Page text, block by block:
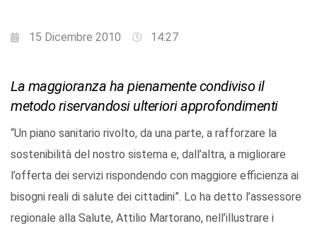
15 Dicembre 2010 14:27
La maggioranza ha pienamente condiviso il
metodo riservandosi ulteriori approfondimenti
“Un piano sanitario rivolto, da una parte, a rafforzare la
sostenibilità del nostro sistema e, dall’altra, a migliorare
l’offerta dei servizi rispondendo con maggiore efficienza ai
bisogni reali di salute dei cittadini”. Lo ha detto l’assessore
regionale alla Salute, Attilio Martorano, nell’illustrare i